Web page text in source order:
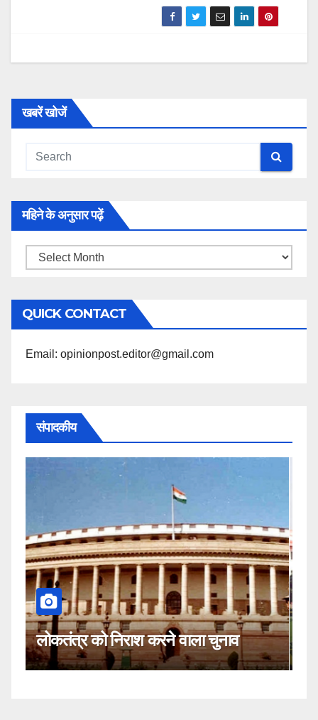
खबरें खोजें
महिने के अनुसार पढ़ें
महिने
अनुसार
पढ़ें
QUICK CONTACT
Email: opinionpost.editor@gmail.com
संपादकीय
कहीं यह सीजेआई के खिलाफ साजिश तो
नहीं!